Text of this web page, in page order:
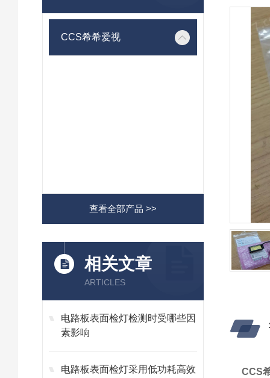
CCS希希爱视
查看全部产品 >>
相关文章
ARTICLES
电路板表面检灯检测时受哪些因
素影响
电路板表面检灯采用低功耗高效
CCS